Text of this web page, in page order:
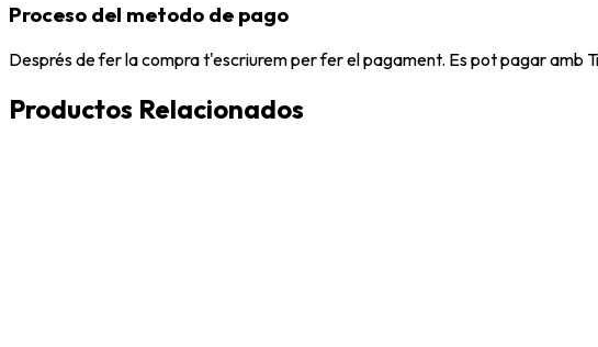
Proceso del metodo de pago
Després de fer la compra t'escriurem per fer el pagament. Es pot pagar amb
Productos Relacionados